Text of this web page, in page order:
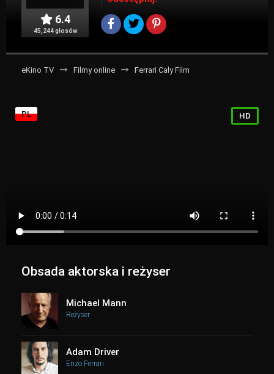
6.4
45,244 głosów
eKino TV Filmy online Ferrari Cały Film
PL HD
Obsada aktorska i reżyser
Michael Mann
Reżyser
Adam Driver
Enzo Ferrari